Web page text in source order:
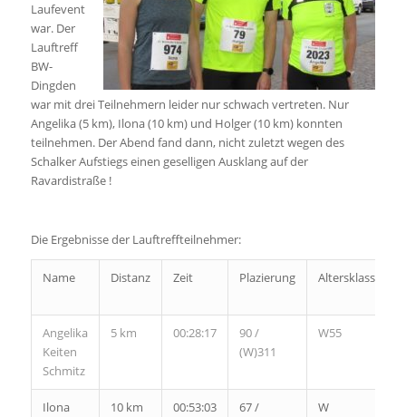
Laufevent
war. Der
Lauftreff
BW-
Dingden
war mit drei Teilnehmern leider nur schwach vertreten. Nur
Angelika (5 km), Ilona (10 km) und Holger (10 km) konnten
teilnehmen. Der Abend fand dann, nicht zuletzt wegen des
Schalker Aufstiegs einen geselligen Ausklang auf der
Ravardistraße !
Die Ergebnisse der Lauftreffteilnehmer:
Name Distanz Zeit Plazierung Altersklasse
Angelika
Keiten
Schmitz
5 km 00:28:17
90 /
(W)311
W55
Ilona 10 km 00:53:03 67 / W